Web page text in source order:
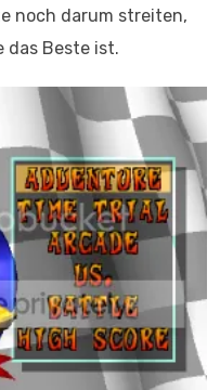
noch darum streiten,
das Beste ist.